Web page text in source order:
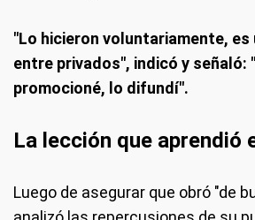
"Lo hicieron voluntariamente, es
entre privados", indicó y señaló:
promocioné, lo difundí".
La lección que aprendió
Luego de asegurar que obró "de